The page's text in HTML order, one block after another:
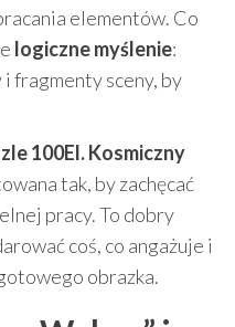
elementów. Co
logiczne myślenie:
fragmenty sceny, by
100El. Kosmiczny
tak, by zachęcać
pracy. To dobry
coś, co angażuje i
obrazka.